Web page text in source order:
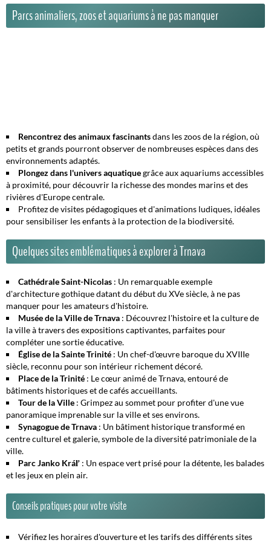
Parcs animaliers, zoos et aquariums à ne pas manquer
Rencontrez des animaux fascinantsdans les zoos de la région, où
petits et grands pourront observer de nombreuses espèces dans des
environnements adaptés.
Plongez dans l'univers aquatiquegrâce aux aquariums accessibles
à proximité, pour découvrir la richesse des mondes marins et des
rivières d'Europe centrale.
Profitez devisites pédagogiqueset d'animations ludiques, idéales
pour sensibiliser les enfants à la protection de la biodiversité.
Quelques sites emblématiques à explorer à Trnava
Cathédrale Saint-Nicolas : Un remarquable exemple
d'architecture gothique datant du début du XVe siècle, à ne pas
manquer pour les amateurs d'histoire.
Musée de la Ville de Trnava : Découvrez l'histoire et la culture de
la ville à travers des expositions captivantes, parfaites pour
compléter une sortie éducative.
Église de la Sainte Trinité : Un chef-d'œuvre baroque du XVIIIe
siècle, reconnu pour son intérieur richement décoré.
Place de la Trinité : Le cœur animé de Trnava, entouré de
bâtiments historiques et de cafés accueillants.
Tour de la Ville : Grimpez au sommet pour profiter d'une vue
panoramique imprenable sur la ville et ses environs.
Synagogue de Trnava : Un bâtiment historique transformé en
centre culturel et galerie, symbole de la diversité patrimoniale de la
ville.
Parc Janko Kráľ : Un espace vert prisé pour la détente, les balades
et les jeux en plein air.
Conseils pratiques pour votre visite
Vérifiez les horaires d'ouverture et les tarifs des différents sites